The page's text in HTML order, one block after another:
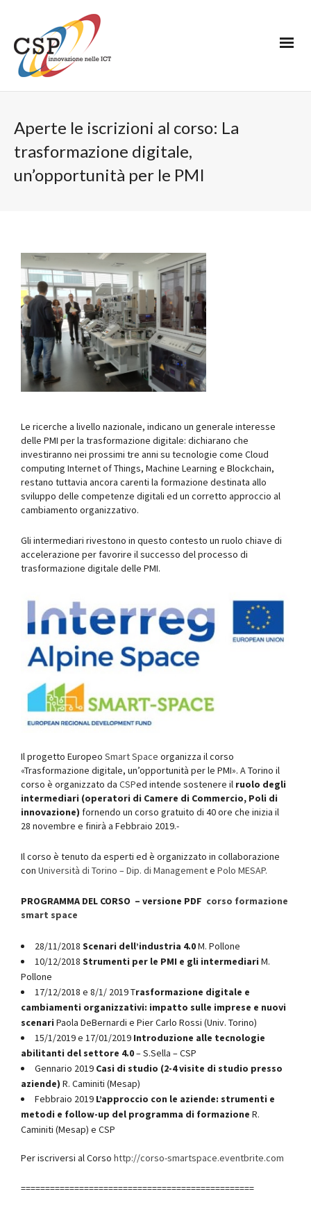
Aperte le iscrizioni al corso: La
trasformazione digitale,
un’opportunità per le PMI
Le ricerche a livello nazionale, indicano un generale interesse
delle PMI per la trasformazione digitale: dichiarano che
investiranno nei prossimi tre anni su tecnologie come Cloud
computing Internet of Things, Machine Learning e Blockchain,
restano tuttavia ancora carenti la formazione destinata allo
sviluppo delle competenze digitali ed un corretto approccio al
cambiamento organizzativo.
Gli intermediari rivestono in questo contesto un ruolo chiave di
accelerazione per favorire il successo del processo di
trasformazione digitale delle PMI.
Il progetto Europeo Smart Space organizza il corso
«Trasformazione digitale, un’opportunità per le PMI». A Torino il
corso è organizzato da CSPed intende sostenere il ruolo degli
intermediari (operatori di Camere di Commercio, Poli di
innovazione) fornendo un corso gratuito di 40 ore che inizia il
28 novembre e finirà a Febbraio 2019.-
Il corso è tenuto da esperti ed è organizzato in collaborazione
con Università di Torino – Dip. di Managemente Polo MESAP.
PROGRAMMA DEL CORSO – versione PDF corso formazione
smart space
28/11/2018 Scenari dell’industria 4.0M. Pollone
10/12/2018 Strumenti per le PMI e gli intermediari M.
Pollone
17/12/2018 e 8/1/ 2019 Trasformazione digitale e
cambiamenti organizzativi: impatto sulle imprese e nuovi
scenari Paola DeBernardi e Pier Carlo Rossi (Univ. Torino)
15/1/2019 e 17/01/2019 Introduzione alle tecnologie
abilitanti del settore 4.0– S.Sella – CSP
Gennario 2019 Casi di studio (2-4 visite di studio presso
aziende) R. Caminiti (Mesap)
Febbraio 2019 L’approccio con le aziende: strumenti e
metodi e follow-up del programma di formazione R.
Caminiti (Mesap) e CSP
Per iscriversi al Corso http://corso-smartspace.eventbrite.com
================================================